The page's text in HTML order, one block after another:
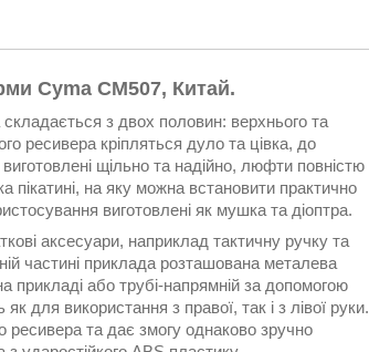
Cyma CM507, Китай.
з двох половин: верхнього та
ресивера кріпляться дуло та цівка, до
щільно та надійно, люфти повністю
пікатинi, на яку можна встановити практично
виготовлені як мушка та діоптра.
аксесуари, наприклад тактичну ручку та
частині приклада розташована металева
прикладі або трубі-напрямній за допомогою
для використання з правої, так і з лівої руки.
та дає змогу однаково зручно